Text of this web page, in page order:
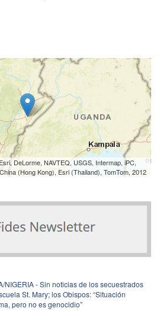
DeLorme, NAVTEQ, USGS, Intermap, iPC,
(Hong Kong), Esri (Thailand), TomTom, 2012
NIGERIA - Sin noticias de los secuestrados
St. Mary; los Obispos: “Situación
pero no es genocidio”